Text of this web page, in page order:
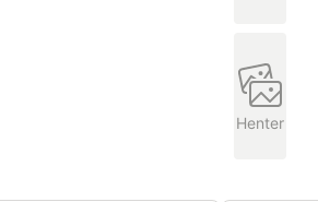
Henter